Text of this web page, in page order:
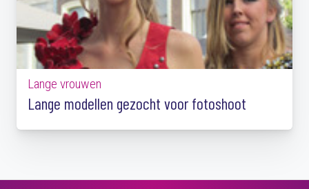
Lange vrouwen
Lange modellen gezocht voor fotoshoot